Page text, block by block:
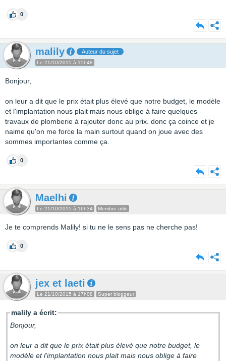
0
malily Auteur du sujet
Le 21/10/2015 à 15h48
Bonjour,
on leur a dit que le prix était plus élevé que notre budget, le modèle
et l'implantation nous plait mais nous oblige à faire quelques
travaux de plomberie à rajouter donc au prix. donc ça coince et je
naime qu'on me force la main surtout quand on joue avec des
sommes importantes comme ça.
0
Maelhi
Le 21/10/2015 à 16h34 Membre utile
Je te comprends Malily! si tu ne le sens pas ne cherche pas!
0
jex et laeti
Le 21/10/2015 à 17h08 Super bloggeur
malily a écrit:
Bonjour,
on leur a dit que le prix était plus élevé que notre budget, le
modèle et l'implantation nous plait mais nous oblige à faire